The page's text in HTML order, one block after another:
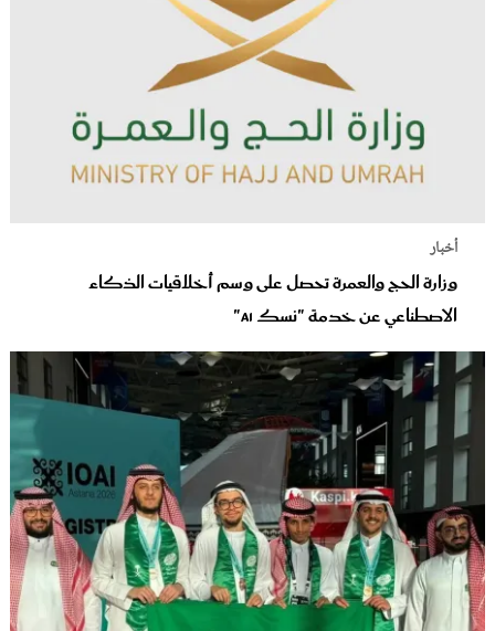
أخبار
وزارة الحج والعمرة تحصل على وسم أخلاقيات الذكاء
الاصطناعي عن خدمة "نسك AI"